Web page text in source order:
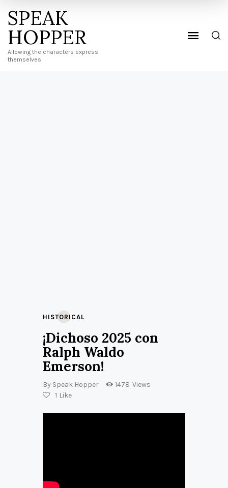
SPEAK
HOPPER
Allowing the characters express
themselves
HISTORICAL
¡Dichoso 2025 con
Ralph Waldo
Emerson!
By Speak Hopper 1478 Views
1 Like